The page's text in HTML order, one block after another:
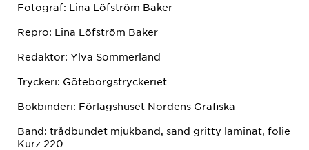
Fotograf: Lina Löfström Baker
Repro: Lina Löfström Baker
Redaktör: Ylva Sommerland
Tryckeri: Göteborgstryckeriet
Bokbinderi: Förlagshuset Nordens Grafiska
Band: trådbundet mjukband, sand gritty laminat, folie
Kurz 220